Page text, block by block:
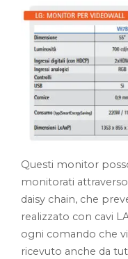
Questi monitor
monitorati
daisy chain, che
realizzato con cavi
ogni comando che
ricevuto anche da